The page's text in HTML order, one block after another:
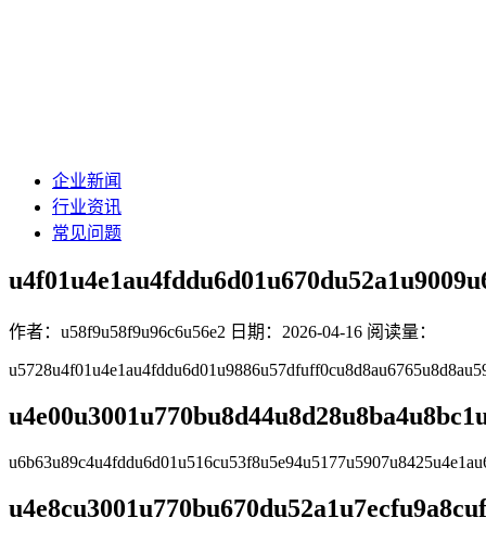
企业新闻
行业资讯
常见问题
作者：u58f9u58f9u96c6u56e2 日期：2026-04-16 阅读量：